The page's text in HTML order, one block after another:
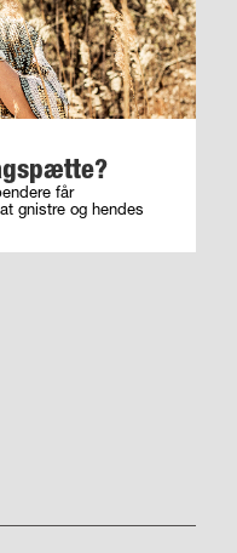
får
gnistre og hendes